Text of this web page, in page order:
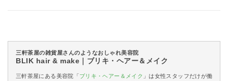
三軒茶屋の雑貨屋さんのようなおしゃれ美容院
BLIK hair & make｜ブリキ・ヘアー＆メイク
三軒茶屋にある美容院「 ブリキ・ヘアー＆メイク 」は女性スタッフだけが働